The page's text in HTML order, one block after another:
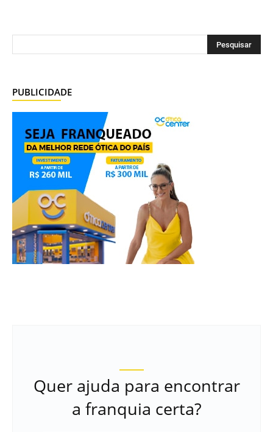
PUBLICIDADE
Quer ajuda para encontrar
a franquia certa?